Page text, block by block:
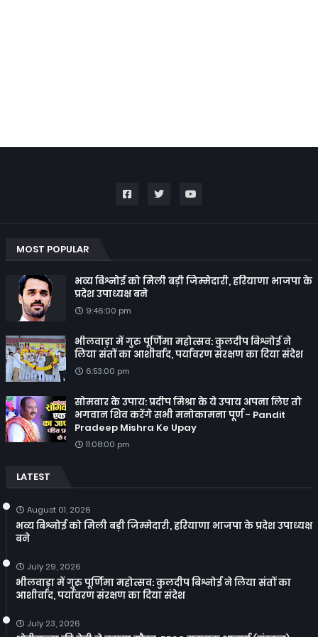
MOST POPULAR
भव्य बिश्नोई को मिली बड़ी जिम्मेदारी, हरियाणा भाजपा के
प्रदेश उपाध्यक्ष बने
9:46:00 pm
भीलवाड़ा में गुरु पूर्णिमा महोत्सव: कुलदीप बिश्नोई ने
लिया संतों का आशीर्वाद, पर्यावरण संरक्षण का दिया संदेश
6:53:00 pm
सोमवार के उपाय: प्रदीप मिश्रा के ये उपाय अपना लिए तो
भगवान शिव करेंगे सभी मनोकामना पूर्ण - Pandit
Pradeep Mishra Ke Upay
11:08:00 pm
LATEST
August 01, 2026
भव्य बिश्नोई को मिली बड़ी जिम्मेदारी, हरियाणा भाजपा के प्रदेश उपाध्यक्ष
बने
July 29, 2026
भीलवाड़ा में गुरु पूर्णिमा महोत्सव: कुलदीप बिश्नोई ने लिया संतों का
आशीर्वाद, पर्यावरण संरक्षण का दिया संदेश
July 23, 2026